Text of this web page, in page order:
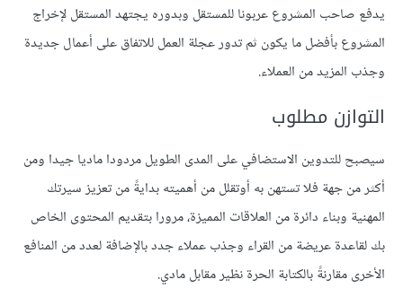
يدفع صاحب المشروع عربونا للمستقل وبدوره يجتهد المستقل لإخراج
المشروع بأفضل ما يكون ثم تدور عجلة العمل للاتفاق على أعمال جديدة
وجذب المزيد من العملاء.
التوازن مطلوب
سيصبح للتدوين الاستضافي على المدى الطويل مردودا ماديا جيدا ومن
أكثر من جهة فلا تستهن به أوتقلل من أهميته بدايةً من تعزيز سيرتك
المهنية وبناء دائرة من العلاقات المميزة، مرورا بتقديم المحتوى الخاص
بك لقاعدة عريضة من القراء وجذب عملاء جدد بالإضافة لعدد من المنافع
الأخرى مقارنةً بالكتابة الحرة نظير مقابل مادي.